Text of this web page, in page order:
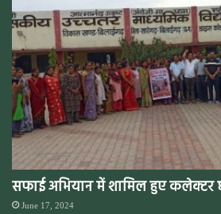
सफाई अभियान में शामिल हुए कलेक्टर
June 17, 2024